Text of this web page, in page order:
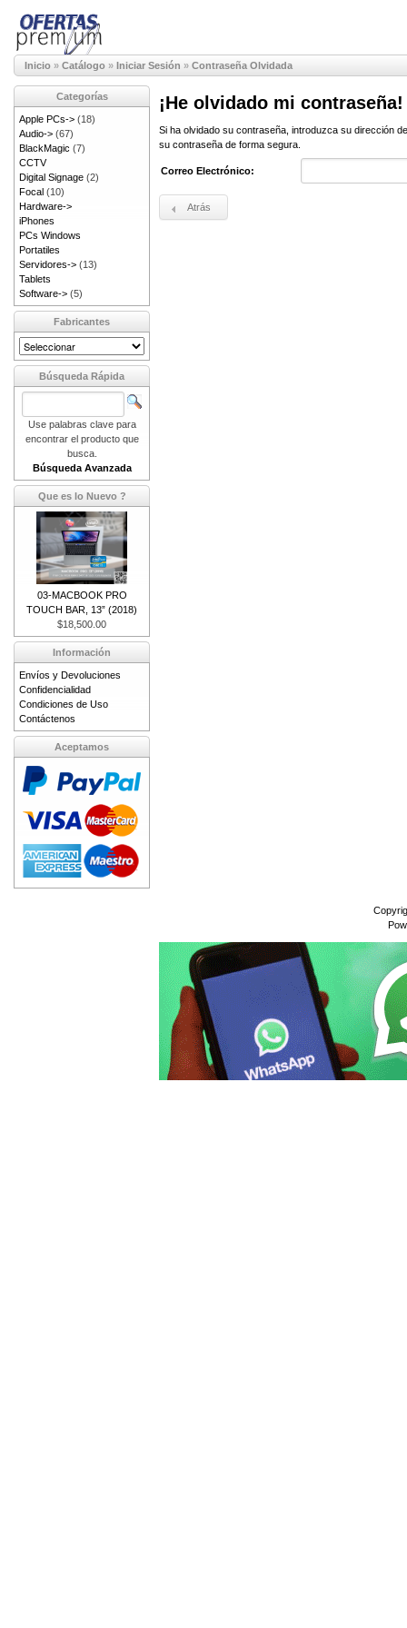
Inicio » Catálogo » Iniciar Sesión » Contraseña Olvidada
¡He olvidado mi contraseña!
Si ha olvidado su contraseña, introduzca su dirección
su contraseña de forma segura.
Correo Electrónico:
Atrás
Categorías
Apple PCs-> (18)
Audio-> (67)
BlackMagic (7)
CCTV
Digital Signage (2)
Focal (10)
Hardware->
iPhones
PCs Windows
Portatiles
Servidores-> (13)
Tablets
Software-> (5)
Fabricantes
Búsqueda Rápida
Use palabras clave para
encontrar el producto que
busca.
Búsqueda Avanzada
Que es lo Nuevo ?
03-MACBOOK PRO
TOUCH BAR, 13” (2018)
$18,500.00
Información
Envíos y Devoluciones
Confidencialidad
Condiciones de Uso
Contáctenos
Aceptamos